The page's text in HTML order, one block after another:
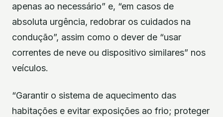
apenas ao necessário” e, “em casos de
absoluta urgência, redobrar os cuidados na
condução”, assim como o dever de “usar
correntes de neve ou dispositivo similares” nos
veículos.
“Garantir o sistema de aquecimento das
habitações e evitar exposições ao frio; proteger